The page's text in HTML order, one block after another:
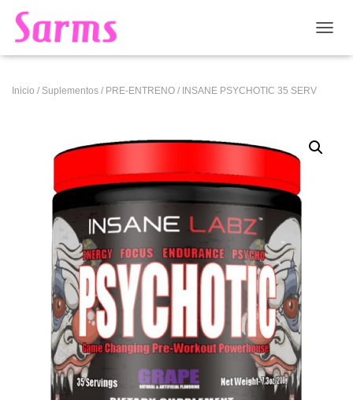
Inicio / Suplementos / PRE-ENTRENO / INSANE PSYCHOTIC 35 SERV